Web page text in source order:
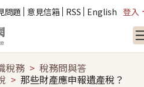
問題 意見信箱 RSS English 登入
稅務
稅務問與答
那些財產應申報遺產稅？